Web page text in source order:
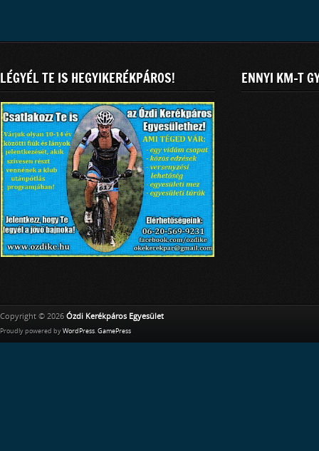
LÉGYÉL TE IS HEGYIKERÉKPÁROS! ENNYI KM-T
Copyright © 2026 Ózdi Kerékpáros Egyesület
Proudly powered by WordPress. GamePress